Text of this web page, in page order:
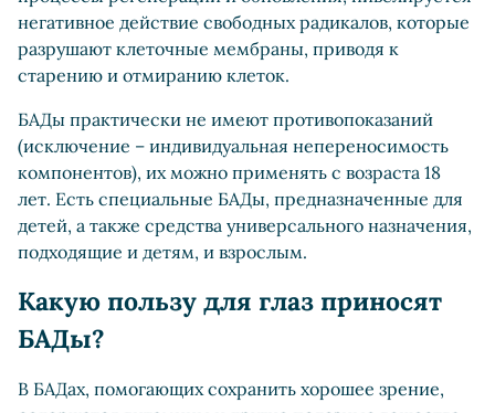
негативное действие свободных радикалов, которые
разрушают клеточные мембраны, приводя к
старению и отмиранию клеток.
БАДы практически не имеют противопоказаний
(исключение – индивидуальная непереносимость
компонентов), их можно применять с возраста 18
лет. Есть специальные БАДы, предназначенные для
детей, а также средства универсального назначения,
подходящие и детям, и взрослым.
Какую пользу для глаз приносят
БАДы?
В БАДах, помогающих сохранить хорошее зрение,